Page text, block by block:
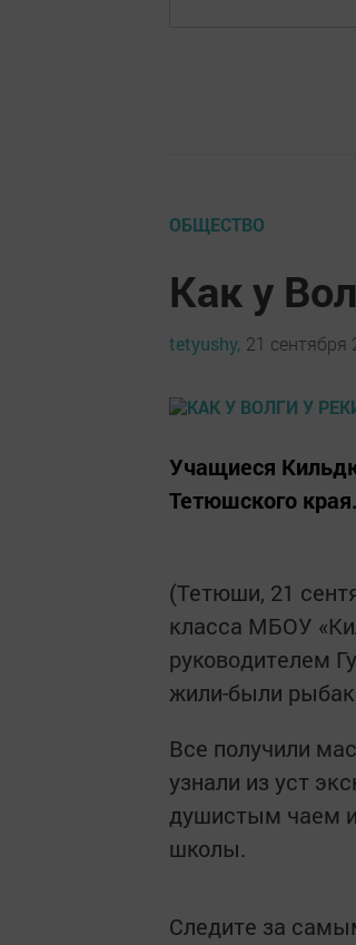
ОБЩЕСТВО
Как у
tetyushy, 21 сентября
Учащиеся
Тетюшского края.
(Тетюши, 21
класса МБОУ
руководителем
жили-были
Все получили
узнали из уст
душистым чаем
школы.
Следите за